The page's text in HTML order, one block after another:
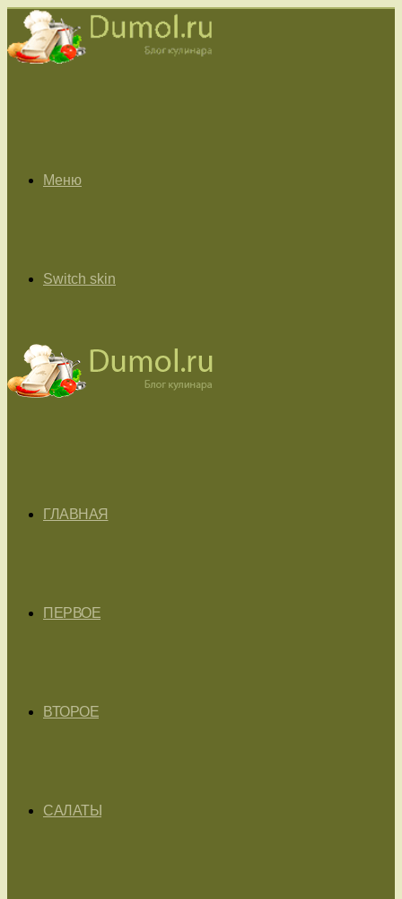
Меню
Switch skin
ГЛАВНАЯ
ПЕРВОЕ
ВТОРОЕ
САЛАТЫ